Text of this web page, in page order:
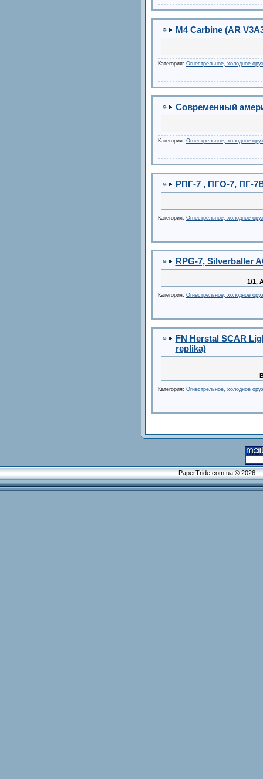
M4 Carbine (AR
Категория: Огнестрельное, холодное
Современный
Категория: Огнестрельное, холодное
РПГ-7 , ПГО-7, ПГ-
Категория: Огнестрельное, холодное
RPG-7, Silverballer
1/1,
Категория: Огнестрельное, холодное
FN Herstal SCAR
replika)
Категория: Огнестрельное, холодное
PaperTride.com.ua © 2026